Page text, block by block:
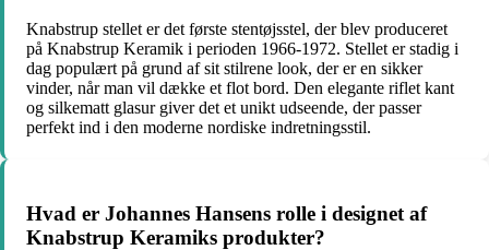
Knabstrup stellet er det første stentøjsstel, der blev produceret
på Knabstrup Keramik i perioden 1966-1972. Stellet er stadig i
dag populært på grund af sit stilrene look, der er en sikker
vinder, når man vil dække et flot bord. Den elegante riflet kant
og silkematt glasur giver det et unikt udseende, der passer
perfekt ind i den moderne nordiske indretningsstil.
Hvad er Johannes Hansens rolle i designet af
Knabstrup Keramiks produkter?